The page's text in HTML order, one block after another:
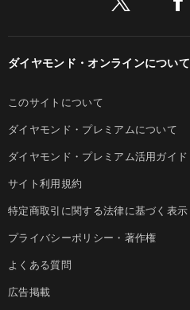
ダイヤモンド・オンラインについて
このサイトについて
ダイヤモンド・プレミアムについて
ダイヤモンド・プレミアム活用ガイド
サイト利用規約
特定商取引に関する法律に基づく表示
プライバシーポリシー・著作権
よくある質問
広告掲載